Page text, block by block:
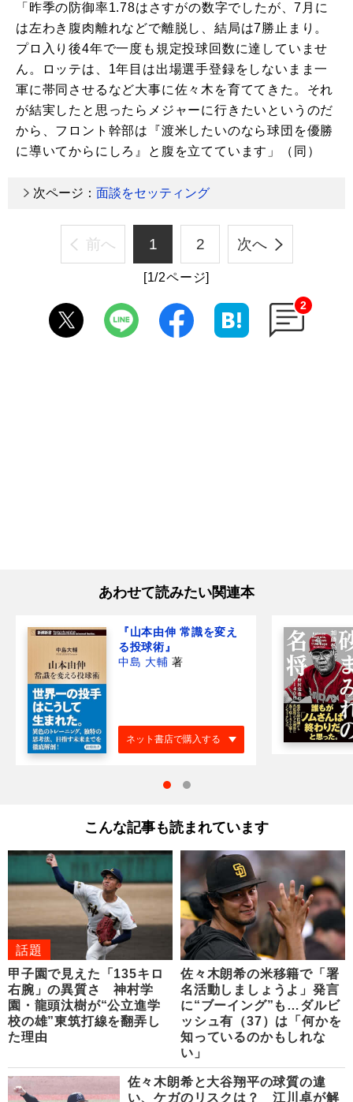
「昨季の防御率1.78はさすがの数字でしたが、7月に
は左わき腹肉離れなどで離脱し、結局は7勝止まり。
プロ入り後4年で一度も規定投球回数に達していませ
ん。ロッテは、1年目は出場選手登録をしないまま一
軍に帯同させるなど大事に佐々木を育ててきた。それ
が結実したと思ったらメジャーに行きたいというのだ
から、フロント幹部は『渡米したいのなら球団を優勝
に導いてからにしろ』と腹を立てています」（同）
次ページ： 面談をセッティング
前へ 1 2 次へ
[1/2ページ]
2
あわせて読みたい関連本
『山本由伸 常識を変え
る投球術』
中島 大輔 著
ネット書店で購入する
こんな記事も読まれています
話題
甲子園で見えた「135キロ
右腕」の異質さ 神村学
園・龍頭汰樹が“公立進学
校の雄”東筑打線を翻弄し
た理由
佐々木朗希の米移籍で「署
名活動しましょうよ」発言
に“ブーイング”も…ダルビ
ッシュ有（37）は「何かを
知っているのかもしれな
い」
佐々木朗希と大谷翔平の球質の違
い、ケガのリスクは？ 江川卓が解